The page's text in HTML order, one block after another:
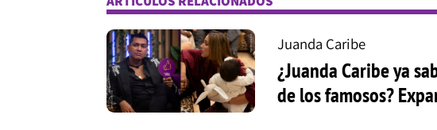
Juanda Caribe
¿Juanda Caribe ya
de los famosos?